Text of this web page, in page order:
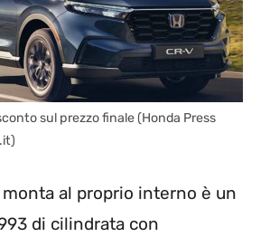
sul prezzo finale (Honda Press
al proprio interno è un
di cilindrata con